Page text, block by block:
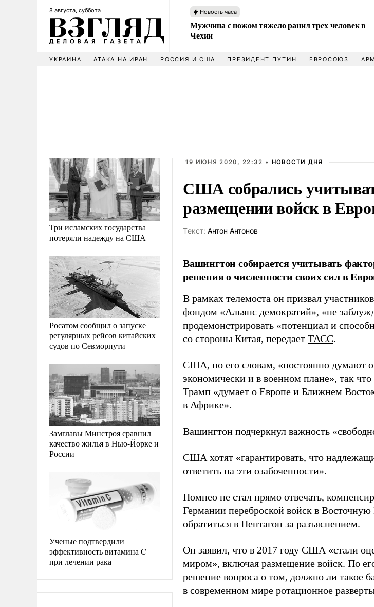
8 августа, суббота Новость часа
Мужчина с ножом тяжело ранил трех человек в
Чехии
УКРАИНА АТАКА НА ИРАН РОССИЯ И США ПРЕЗИДЕНТ ПУТИН ЕВРОСОЮЗ
Три исламских государства
потеряли надежду на США
Росатом сообщил о запуске
регулярных рейсов китайских
судов по Севморпути
Замглавы Минстроя сравнил
качество жилья в Нью-Йорке и
России
Ученые подтвердили
эффективность витамина C
при лечении рака
19 ИЮНЯ 2020, 22:32 • НОВОСТИ ДНЯ
США собрались
размещении войск в
Tекст: Антон Антонов
Вашингтон собирается учитывать
решения о численности своих сил в
В рамках телемоста он призвал
фондом «Альянс демократий», «не
продемонстрировать «потенциал и
со стороны Китая, передает ТАСС.
США, по его словам, «постоянно думают о
экономически и в военном плане», так что
Трамп «думает о Европе и Ближнем
в Африке».
Вашингтон подчеркнул важность
США хотят «гарантировать, что
ответить на эти озабоченности».
Помпео не стал прямо отвечать,
Германии переброской войск в
обратиться в Пентагон за разъяснением.
Он заявил, что в 2017 году США «стали
миром», включая размещение войск. По
решение вопроса о том, должно ли такое
в современном мире ротационное